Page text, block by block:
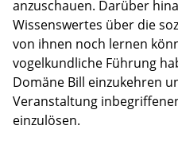
anzuschauen. Darüber
Wissenswertes über die
von ihnen noch lernen
vogelkundliche Führung
Domäne Bill einzukehren
Veranstaltung
einzulösen.